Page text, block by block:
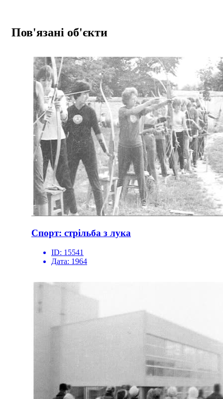
Пов'язані об'єкти
Спорт: стрільба з лука
ID: 15541
Дата: 1964